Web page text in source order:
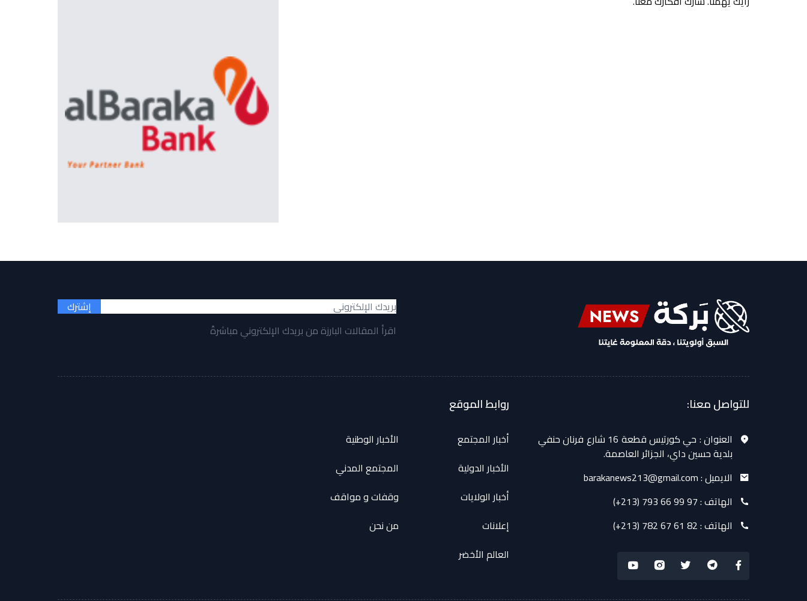
إشترك
اقرأ المقالات البارزة من بريدك الإلكتروني مباشرةً
للتواصل معنا:
العنوان :
حي كورتيس قطعة 16 شارع فرنان حنفي
بلدية حسين داي، الجزائر العاصمة.
الايميل :barakanews213@gmail.com
الهاتف :(+213) 793 66 99 97
الهاتف :(+213) 782 67 61 82
روابط الموقع
أخبار المجتمع
الأخبار الوطنية
الأخبار الدولية
المجتمع المدني
أخبار الولايات
وقفات و مواقف
إعلانات
من نحن
العالم الأخضر